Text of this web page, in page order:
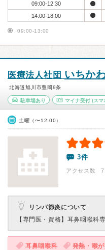
09:00-12:30
14:00-18:00
09:00-13:00
医療法人社団 いちか
北海道旭川市豊岡9条
駐車場あり マイナ受付(スマ
土曜（〜12:00）
3件
アクセス数 7
リンパ節炎について
【専門医・資格】 耳鼻咽喉科
耳鼻咽喉科 発熱・喉